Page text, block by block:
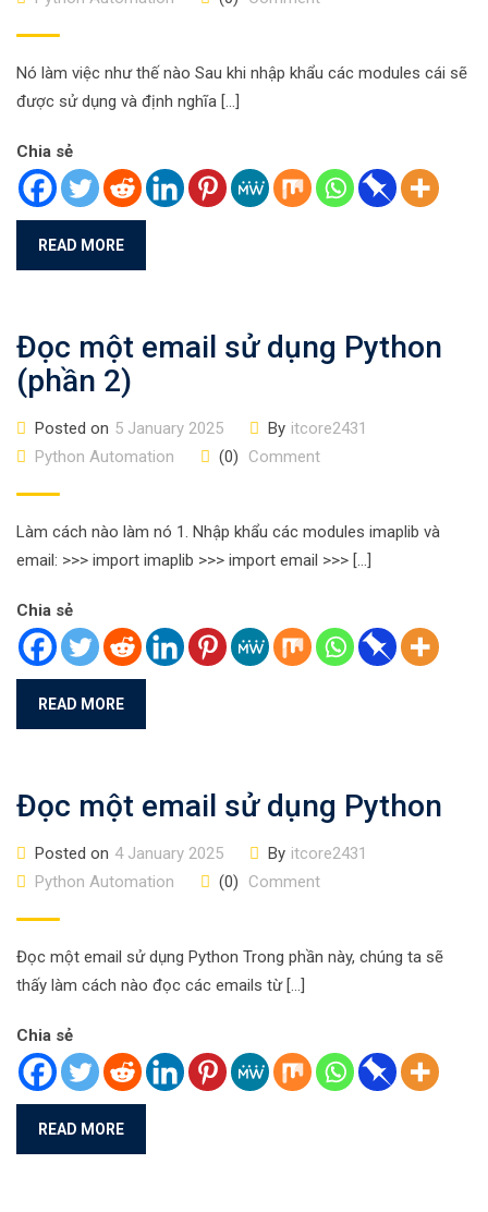
Nó làm việc như thế nào Sau khi nhập khẩu các modules cái sẽ
được sử dụng và định nghĩa […]
Chia sẻ
READ MORE
Đọc một email sử dụng Python
(phần 2)
Posted on 5 January 2025 By itcore2431
Python Automation
(0) Comment
Làm cách nào làm nó 1. Nhập khẩu các modules imaplib và
email: >>> import imaplib >>> import email >>> […]
Chia sẻ
READ MORE
Đọc một email sử dụng Python
Posted on 4 January 2025 By itcore2431
Python Automation
(0) Comment
Đọc một email sử dụng Python Trong phần này, chúng ta sẽ
thấy làm cách nào đọc các emails từ […]
Chia sẻ
READ MORE